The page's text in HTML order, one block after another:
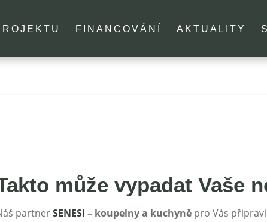
FINANCOVÁNÍ AKTUALITY
může vypadat Vaše
partnerSENESI – koupelny a kuchyněpro Vás